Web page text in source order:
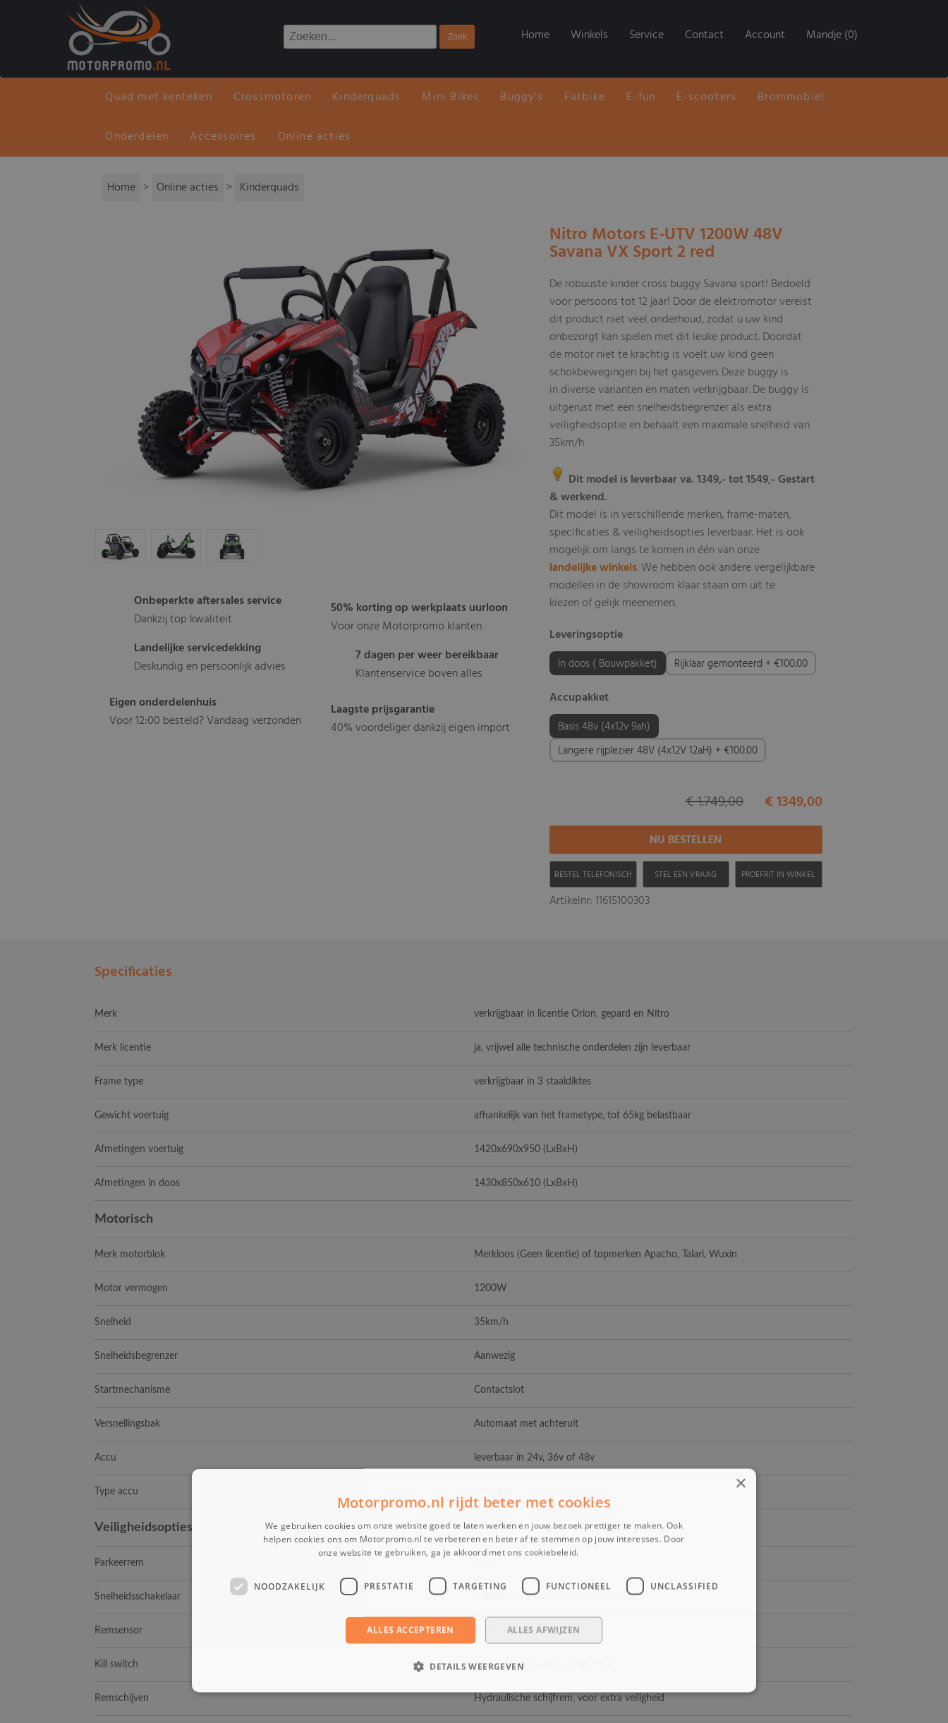
Home Winkels Service Contact Account Mandje (0)
Quad met kenteken Crossmotoren Kinderquads Mini Bikes Buggy's Fatbike E-fun E-scooters Brommobiel
Onderdelen Accessoires Online acties
Home > Online acties > Kinderquads
Onbeperkte aftersales service
Dankzij top kwaliteit
Landelijke servicedekking
Deskundig en persoonlijk advies
Eigen onderdelenhuis
Voor 12:00 besteld? Vandaag verzonden
50% korting op werkplaats uurloon
Voor onze Motorpromo klanten
7 dagen per weer bereikbaar
Klantenservice boven alles
Laagste prijsgarantie
40% voordeliger dankzij eigen import
Nitro Motors E-UTV 1200W 48V
Savana VX Sport 2 red
De robuuste kinder cross buggy Savana sport! Bedoeld
voor persoons tot 12 jaar! Door de elektromotor vereist
dit product niet veel onderhoud, zodat u uw kind
onbezorgt kan spelen met dit leuke product. Doordat
de motor niet te krachtig is voelt uw kind geen
schokbewegingen bij het gasgeven. Deze buggy is
in diverse varianten en maten verkrijgbaar. De buggy is
uitgerust met een snelheidsbegrenzer als extra
veiligheidsoptie en behaalt een maximale snelheid van
35km/h
Dit model is leverbaar va. 1349,- tot 1549,- Gestart
& werkend.
Dit model is in verschillende merken, frame-maten,
specificaties & veiligheidsopties leverbaar. Het is ook
mogelijk om langs te komen in één van onze
landelijke winkels.We hebben ook andere vergelijkbare
modellen in de showroom klaar staan om uit te
kiezen of gelijk meenemen.
Leveringsoptie
In doos ( Bouwpakket) Rijklaar gemonteerd + €100.00
Accupakket
Basis 48v (4x12v 9ah)
Langere rijplezier 48V (4x12V 12aH) + €100.00
€ 1349,00
€ 1.749,00
BESTEL TELEFONISCH STEL EEN VRAAG PROEFRIT IN WINKEL
Artikelnr: 11615100303
Specificaties
Merk verkrijgbaar in licentie Orion, gepard en Nitro
Merk licentie ja, vrijwel alle technische onderdelen zijn leverbaar
Frame type verkrijgbaar in 3 staaldiktes
Gewicht voertuig afhankelijk van het frametype, tot 65kg belastbaar
Afmetingen voertuig 1420x690x950(LxBxH)
Afmetingen in doos 1430x850x610(LxBxH)
Motorisch
Merk motorblok Merkloos (Geen licentie) of topmerken Apacho, Talari, Wuxin
Motor vermogen 1200W
Snelheid 35km/h
Snelheidsbegrenzer Aanwezig
Startmechanisme Contactslot
Versnellingsbak Automaat met achteruit
Accu leverbaar in 24v, 36v of 48v
Type accu
Veiligheidsopties
Parkeerrem
Snelheidsschakelaar instelbaar 3 standen (10, 22, 35km/h)
Remsensor
Kill switch Ja, is voorzien van een killswitch
Remschijven Hydraulische schijfrem, voor extra veiligheid
×
Motorpromo.nl rijdt beter met cookies
We gebruiken cookies om onze website goed te laten werken en jouw bezoek prettiger te maken. Ook
helpen cookies ons om Motorpromo.nl te verbeteren en beter af te stemmen op jouw interesses. Door
onze website te gebruiken, ga je akkoord met ons cookiebeleid.
NOODZAKELIJK PRESTATIE TARGETING FUNCTIONEEL UNCLASSIFIED
ALLES ACCEPTEREN ALLES AFWIJZEN
DETAILS WEERGEVEN